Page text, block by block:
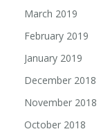
March 2019
February 2019
January 2019
December 2018
November 2018
October 2018